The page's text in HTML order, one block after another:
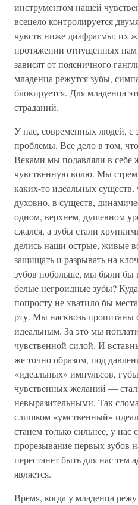
инструментом нашей
всецело контролируется
чувств ниже диафрагмы; их
протяжении отпущенных
зависят от поясничного
младенца режутся зубы,
блокируется. Для младенца
страданий.
У нас, современных людей, с
проблемы. Все дело в том,
Веками мы подавляли в
чувственную волю. Мы
каких-то идеальных существ,
духовно, в существ,
одном, верхнем, душевном
сжался, а зубы стали
делись наши острые, живые
защищать и разрывать на
зубов побольше, мы были бы
белые негроидные зубы?
попросту не хватило бы
рту. Мы насквозь
идеальным. За это мы
чувственной силой. И
же точно образом, под
«идеальных» импульсов,
чувственных желаний —
невыразительными. Так
слишком «умственный»
станем только сильнее, у
прорезывание первых зубов
перестанет быть для нас
является.
Время, когда у младенца